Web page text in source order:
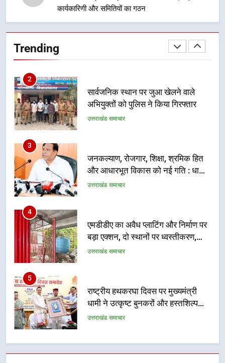
कार्यकारिणी और समितियों का गठन
Trending
अभियुक्तों को पुलिस ने किया गिरफ्तार
3
जनकल्याण, रोजगार, शिक्षा, श्रमिक हित
और आधारभूत विकास को नई गति : धामी
कैबिनेट के ऐतिहासिक फैसले
उत्तराखंड समाचार
4
एमडीडीए का अवैध प्लाटिंग और निर्माण पर
बड़ा एक्शन, दो स्थानों पर ध्वस्तीकरण,
मसूरी मार्ग पर अवैध निर्माण सील
उत्तराखंड समाचार
5
राष्ट्रीय हथकरघा दिवस पर मुख्यमंत्री
धामी ने उत्कृष्ट बुनकरों और हस्तशिल्प
कारीगरों को किया सम्मानित
उत्तराखंड समाचार
6
उत्तराखंड कांग्रेस में बड़ा संगठनात्मक
फेरबदल, नई कार्यकारिणी और समितियों
का गठन
उत्तराखंड समाचार
7